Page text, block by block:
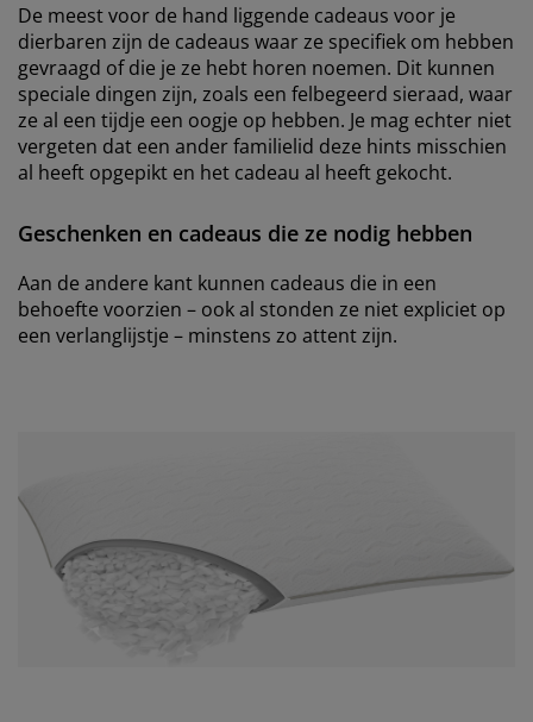
De meest voor de hand liggende cadeaus voor je
dierbaren zijn de cadeaus waar ze specifiek om hebben
gevraagd of die je ze hebt horen noemen. Dit kunnen
speciale dingen zijn, zoals een felbegeerd sieraad, waar
ze al een tijdje een oogje op hebben. Je mag echter niet
vergeten dat een ander familielid deze hints misschien
al heeft opgepikt en het cadeau al heeft gekocht.
Geschenken en cadeaus die ze nodig hebben
Aan de andere kant kunnen cadeaus die in een
behoefte voorzien – ook al stonden ze niet expliciet op
een verlanglijstje – minstens zo attent zijn.